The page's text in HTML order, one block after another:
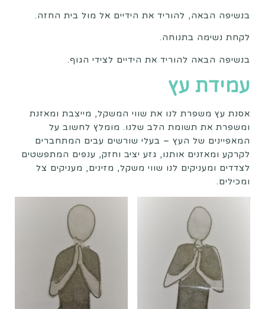
בנשיפה הבאה, להוריד את הידיים אל מול בית החזה.
לקחת נשימה בתנוחה.
בנשיפה הבאה להוריד את הידיים לצידי הגוף.
עמידת עץ
אסנת עץ משפרת לנו את שווי המשקל, מייצבת ומאזנת
ומשפרת את תשומת הלב שלנו. מומלץ לחשוב על
המאפיינים של העץ – בעלי שורשים עבים המתחברים
לקרקע ומאזנים אותנו, גזע יציב וחזק, ענפים המתפשטים
לצדדים ומעניקים לנו שווי משקל, מזינים, מעניקים צל
ומכילים.